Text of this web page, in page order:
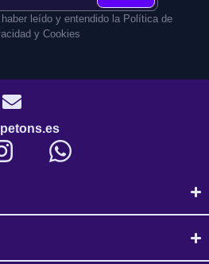
leído y entendido la Política de
y Cookies